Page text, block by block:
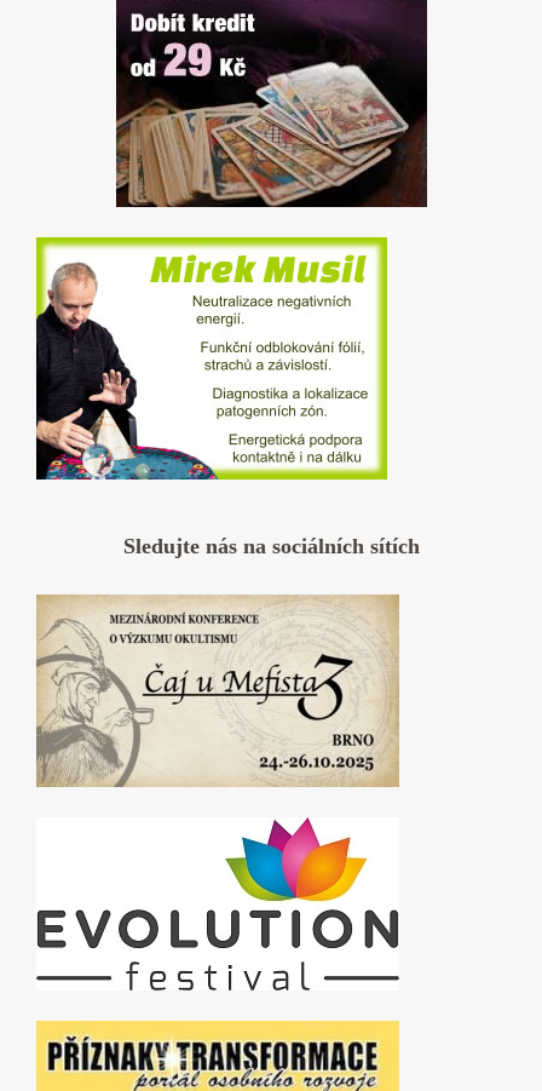
Sledujte nás na sociálních sítích